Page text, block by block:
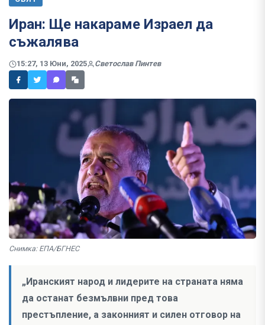
Иран: Ще накараме Израел да
съжалява
15:27, 13 Юни, 2025 Светослав Пинтев
Снимка: ЕПА/БГНЕС
„Иранският народ и лидерите на страната няма
да останат безмълвни пред това
престъпление, а законният и силен отговор на